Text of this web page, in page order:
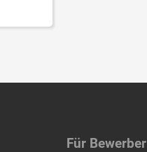
Für Bewerber